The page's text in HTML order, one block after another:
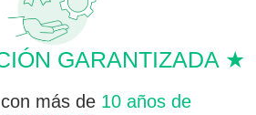
GARANTIZADA ★
más de 10 años de